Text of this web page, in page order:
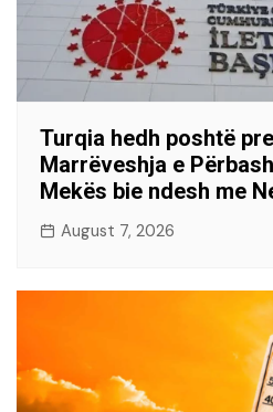
Turqia hedh poshtë
Marrëveshja e
Mekës bie ndesh me
August 7, 2026